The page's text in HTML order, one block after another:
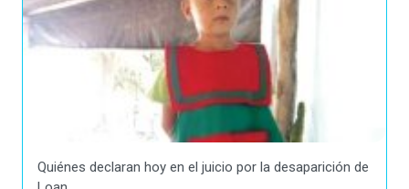
Quiénes declaran hoy en el juicio por la desaparición de